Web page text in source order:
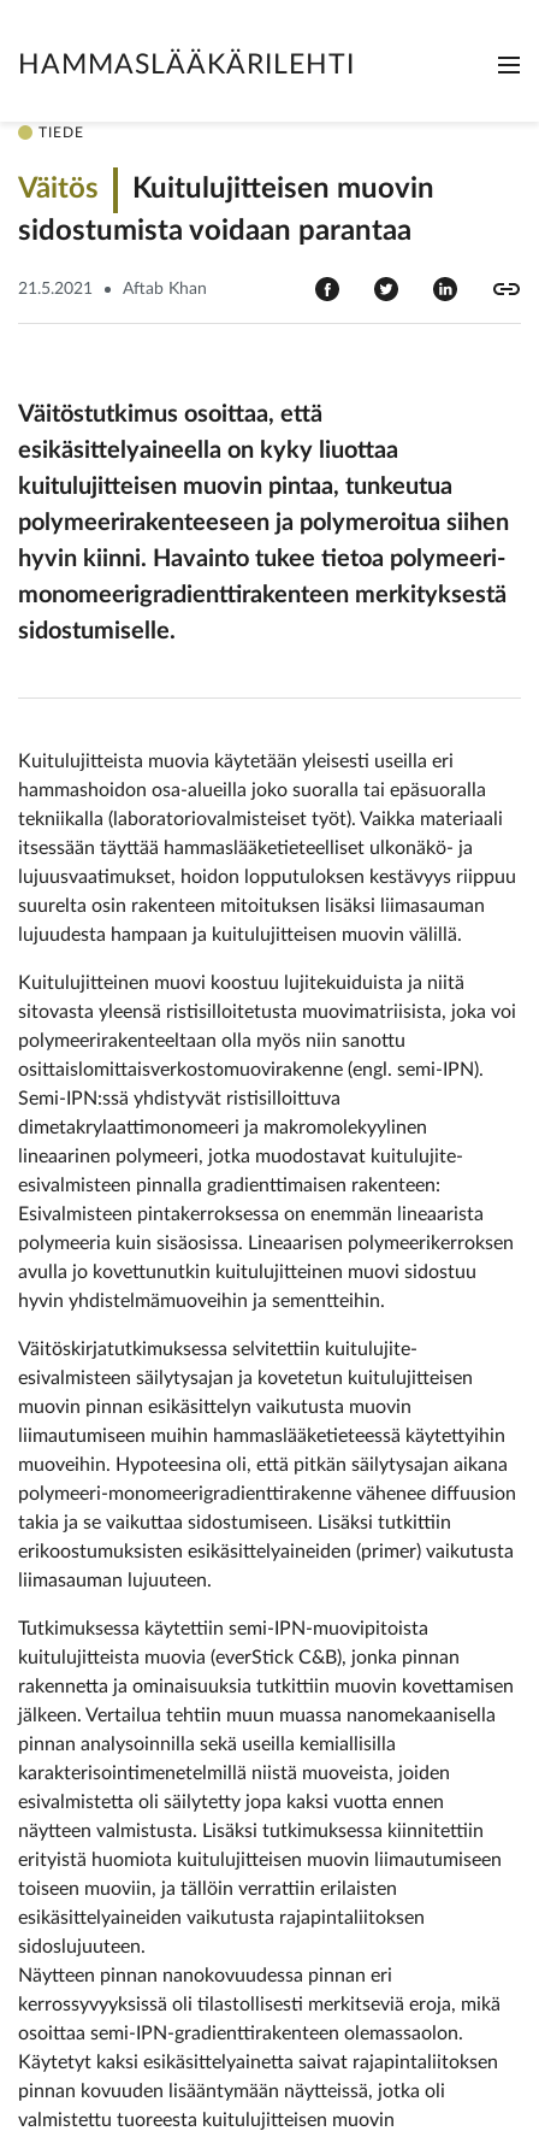
HAMMASLÄÄKÄRILEHTI
TIEDE
Väitös
Kuitulujitteisen muovin
sidostumista voidaan parantaa
21.5.2021 Aftab Khan
Väitöstutkimus osoittaa, että
esikäsittelyaineella on kyky liuottaa
kuitulujitteisen muovin pintaa, tunkeutua
polymeerirakenteeseen ja poly­meroitua siihen
hyvin kiinni. Havainto tukee tietoa polymeeri-
monomeerigradienttirakenteen merkityksestä
sidostumiselle.
Kuitulujitteista muovia käytetään yleisesti useilla eri
hammashoidon osa-alueilla joko suoralla tai epäsuoralla
tekniikalla (laboratoriovalmisteiset työt). Vaikka materiaali
itsessään täyttää hammas­lääketieteelliset ulkonäkö- ja
lujuusvaatimukset, hoidon lopputuloksen kestävyys riippuu
suurelta osin rakenteen mitoituksen lisäksi liimasauman
lujuudesta hampaan ja kuitulujitteisen muovin välillä.
Kuitulujitteinen muovi koostuu lujite­kuiduista ja niitä
sitovasta yleensä ristisilloitetusta muovimatriisista, joka voi
polymeerirakenteeltaan olla myös niin sanottu
osittaislomittaisverkostomuovirakenne (engl. semi-IPN).
Semi-IPN:ssä yhdistyvät ristisilloittuva
dimetakrylaattimonomeeri ja makromolekyylinen
lineaarinen polymeeri, jotka muodostavat kuitulujite-
esivalmisteen pinnalla gradienttimaisen rakenteen:
Esivalmisteen pintakerroksessa on enemmän lineaarista
polymeeria kuin sisäosissa. Lineaarisen polymeerikerroksen
avulla jo kovettunutkin kuitulujitteinen muovi sidostuu
hyvin yhdistelmämuoveihin ja sementteihin.
Väitöskirjatutkimuksessa selvitettiin kuitulujite-
esivalmisteen säilytysajan ja kovetetun kuitulujitteisen
muovin pinnan esikäsittelyn vaikutusta muovin
liimautumiseen muihin hammaslääketieteessä käytettyihin
muoveihin. Hypoteesina oli, että pitkän säilytysajan aikana
polymeeri-monomeerigradienttirakenne vähenee diffuusion
takia ja se vaikuttaa sidostumiseen. Lisäksi tutkittiin
erikoostumuksisten esikäsittelyaineiden (primer) vaikutusta
liimasauman lujuuteen.
Tutkimuksessa käytettiin semi-IPN-muovipitoista
kuitulujitteista muovia (everStick C&B), jonka pinnan
rakennetta ja ominaisuuksia tutkittiin muovin kovettamisen
jälkeen. Vertailua tehtiin muun muassa nanomekaanisella
pinnan analysoinnilla sekä useilla kemiallisilla
karakterisointimenetelmillä niistä muoveista, joiden
esivalmistetta oli säilytetty jopa kaksi vuotta ennen
näytteen valmistusta. Lisäksi tutkimuksessa kiinnitettiin
erityistä huomiota kuitulujitteisen muovin liimautumiseen
toiseen muoviin, ja tällöin verrattiin erilaisten
esikäsittelyaineiden vaikutusta rajapintaliitoksen
sidoslujuuteen.
Näytteen pinnan nanokovuudessa pinnan eri
kerrossyvyyksissä oli tilastollisesti merkitseviä eroja, mikä
osoittaa semi-IPN-gradienttirakenteen olemass­aolon.
Käytetyt kaksi esikäsittelyainetta saivat rajapintaliitoksen
pinnan kovuuden lisääntymään näytteissä, jotka oli
valmistettu tuoreesta kuitulujitteisen muovin